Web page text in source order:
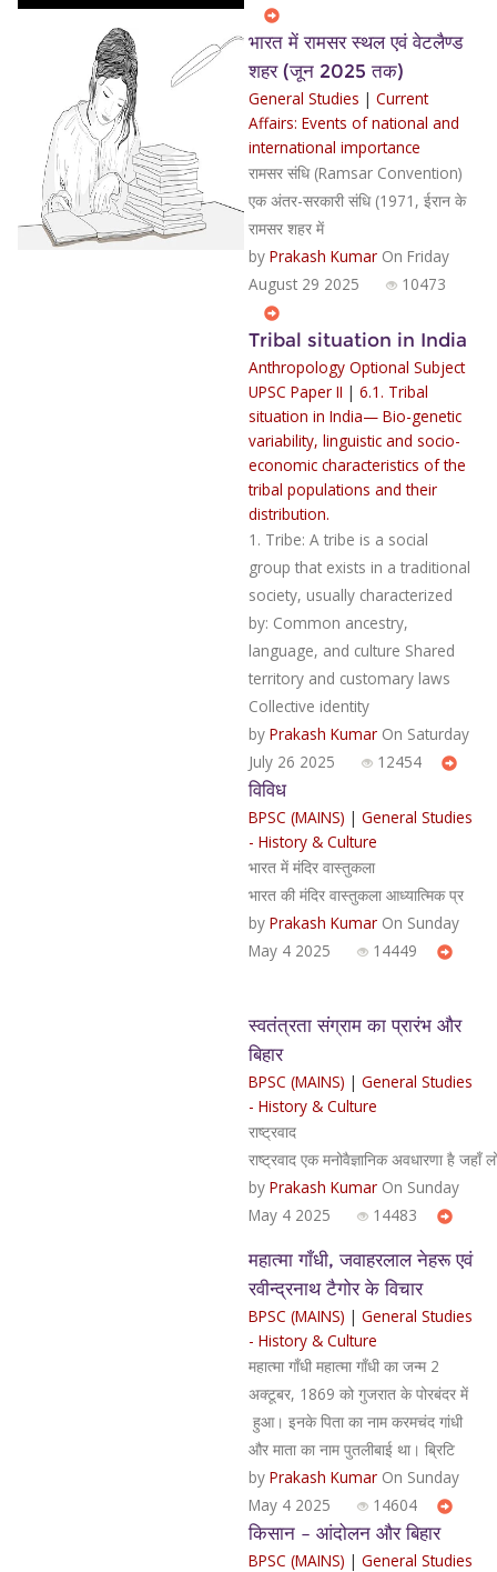
भारत में रामसर स्थल एवं वेटलैण्ड
शहर (जून 2025 तक)
General Studies | Current
Affairs: Events of national and
international importance
रामसर संधि (Ramsar Convention)
एक अंतर-सरकारी संधि (1971, ईरान के
रामसर शहर में
by Prakash KumarOn Friday
August 29 2025
10473
Tribal situation in India
Anthropology Optional Subject
UPSC Paper II | 6.1. Tribal
situation in India— Bio-genetic
variability, linguistic and socio-
economic characteristics of the
tribal populations and their
distribution.
1. Tribe: A tribe is a social
group that exists in a traditional
society, usually characterized
by: Common ancestry,
language, and culture Shared
territory and customary laws
Collective identity
by Prakash KumarOn Saturday
July 26 2025
12454
विविध
BPSC (MAINS) | General Studies
- History & Culture
भारत में मंदिर वास्तुकला
भारत की मंदिर वास्तुकला आध्यात्मिक प्र
by Prakash KumarOn Sunday
May 4 2025
14449
स्वतंत्रता संग्राम का प्रारंभ और
बिहार
BPSC (MAINS) | General Studies
- History & Culture
राष्ट्रवाद
राष्ट्रवाद एक मनोवैज्ञानिक अवधारणा है
by Prakash KumarOn Sunday
May 4 2025
14483
महात्मा गाँधी, जवाहरलाल नेहरू एवं
रवीन्द्रनाथ टैगोर के विचार
BPSC (MAINS) | General Studies
- History & Culture
महात्मा गाँधी महात्मा गाँधी का जन्म 2
अक्टूबर, 1869 को गुजरात के पोरबंदर में
हुआ। इनके पिता का नाम करमचंद गांधी
और माता का नाम पुतलीबाई था। ब्रिटि
by Prakash KumarOn Sunday
May 4 2025
14604
किसान – आंदोलन और बिहार
BPSC (MAINS) | General Studies